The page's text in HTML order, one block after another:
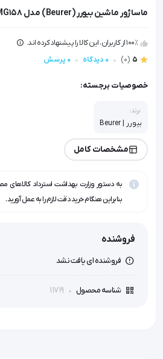
ماساژور ماشین بیورر (Beurer) مدل MG158
100٪ از کاربران، این کالا را پیشنهاد کرده اند.
5
(0) 0 دیدگاه 0 پرسش
خصوصیات برجسته:
برند:
بیورر | Beurer
مشخصات کامل
به دستور وزارت بهداشت استرداد کالاهای
بنابراین هنگام خرید دقت لازم را به عمل آورید.
فروشنده
فروشنده ای یافت نشد
شناسه محصول 11719